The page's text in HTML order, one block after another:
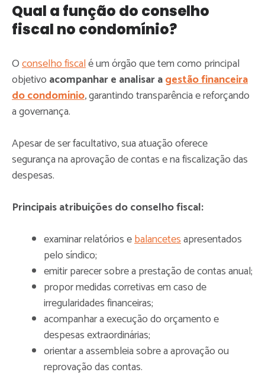
Qual a função do conselho
fiscal no condomínio?
Oconselho fiscalé um órgão que tem como principal
objetivo acompanhar e analisar agestão financeira
do condomínio, garantindo transparência e reforçando
a governança.
Apesar de ser facultativo, sua atuação oferece
segurança na aprovação de contas e na fiscalização das
despesas.
Principais atribuições do conselho fiscal:
examinar relatórios ebalancetesapresentados
pelo síndico;
emitir parecer sobre a prestação de contas anual;
propor medidas corretivas em caso de
irregularidades financeiras;
acompanhar a execução do orçamento e
despesas extraordinárias;
orientar a assembleia sobre a aprovação ou
reprovação das contas.